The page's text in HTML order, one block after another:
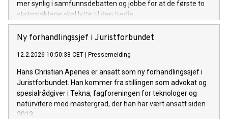
mer synlig i samfunnsdebatten og jobbe for at de første to
statsmaktene skal lytte til den tredje.
Ny forhandlingssjef i Juristforbundet
12.2.2026 10:50:38 CET | Pressemelding
Hans Christian Apenes er ansatt som ny forhandlingssjef i
Juristforbundet. Han kommer fra stillingen som advokat og
spesialrådgiver i Tekna, fagforeningen for teknologer og
naturvitere med mastergrad, der han har vært ansatt siden
2013.